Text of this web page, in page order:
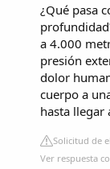
¿Qué pasa
a 4.000
presión
dolor
cuerpo a
hasta llegar
Solicitud de
Ver respuesta